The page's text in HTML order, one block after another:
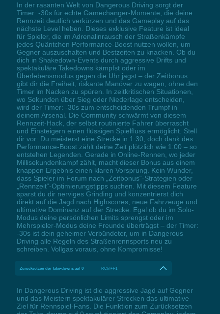
In der rasanten Welt von Dangerous Driving sorgt der
Timer: -30s für echte Gamechanger-Momente, die deine
Rennzeit deutlich verkürzen und das Gameplay auf das
nächste Level heben. Dieses exklusive Feature ist ideal
für Spieler, die im Adrenalinrausch der Straßenkämpfe
jedes Quäntchen Performance-Boost nutzen wollen, um
Gegner auszuschalten und Bestzeiten zu knacken. Ob du
dich in Shakedown-Events durch aggressive Drifts und
spektakuläre Takedowns kämpfst oder im
Überlebensmodus gegen die Uhr jagst – der Zeitbonus
gibt dir die Freiheit, riskante Manöver zu wagen, ohne den
Timer im Nacken zu spüren. In zeitkritischen Situationen,
wo Sekunden über Sieg oder Niederlage entscheiden,
wird der Timer: -30s zum entscheidenden Trumpf in
deinem Arsenal. Die Community schwärmt von diesem
Rennzeit-Hack, der selbst routinierte Fahrer überrascht
und Einsteigern einen flüssigen Spielfluss ermöglicht. Stell
dir vor: Du meisterst eine Strecke in 1:30, doch dank des
Performance-Boost zählt deine Zeit plötzlich wie 1:00 – so
entstehen Legenden. Gerade in Online-Rennen, wo jeder
Millisekundenkampf zählt, macht dieser Bonus aus einem
knappen Ergebnis einen klaren Vorsprung. Kein Wunder,
dass Spieler im Forum nach „Zeitbonus“-Strategien oder
„Rennzeit“-Optimierungstipps suchen. Mit diesem Feature
sparst du dir nerviges Grinding und konzentrierst dich
direkt auf die Jagd nach Highscores, neue Fahrzeuge und
ultimative Dominanz auf der Strecke. Egal ob du im Solo-
Modus deine persönlichen Limits sprengst oder im
Mehrspieler-Modus deine Freunde überträgst – der Timer:
-30s ist dein geheimer Verbündeter, um in Dangerous
Driving alle Regeln des Straßenrennsports neu zu
schreiben. Vollgas voraus, ohne Kompromisse!
Zurücksetzen der Take-downs auf 0 RCtrl+F1
In Dangerous Driving ist die aggressive Jagd auf Gegner
und das Meistern spektakulärer Strecken das ultimative
Ziel für Rennspiel-Fans. Die Funktion zum Zurücksetzen